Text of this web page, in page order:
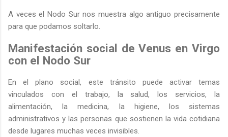
A veces el Nodo Sur nos muestra algo antiguo precisamente
para que podamos soltarlo.
Manifestación social de Venus en Virgo
con el Nodo Sur
En el plano social, este tránsito puede activar temas
vinculados con el trabajo, la salud, los servicios, la
alimentación, la medicina, la higiene, los sistemas
administrativos y las personas que sostienen la vida cotidiana
desde lugares muchas veces invisibles.